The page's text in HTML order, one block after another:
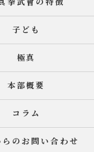
拳武會の特徴
子ども
極真
本部概要
コラム
のお問い合わせ